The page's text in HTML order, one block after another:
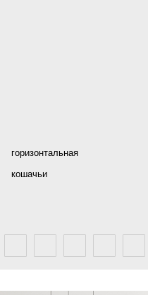
горизонтальная
кошачьи